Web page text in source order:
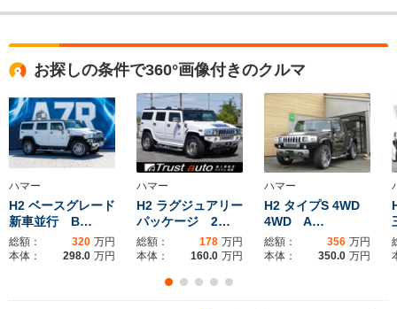
お探しの条件で360°画像付きのクルマ
ハマー
H2 ベースグレード
新車並行 B…
総額： 320 万円
本体：
298.0 万円
ハマー
H2 ラグジュアリー
パッケージ 2…
総額： 178 万円
本体：
160.0 万円
ハマー
H2 タイプS 4WD
4WD A…
総額： 356 万円
本体：
350.0 万円